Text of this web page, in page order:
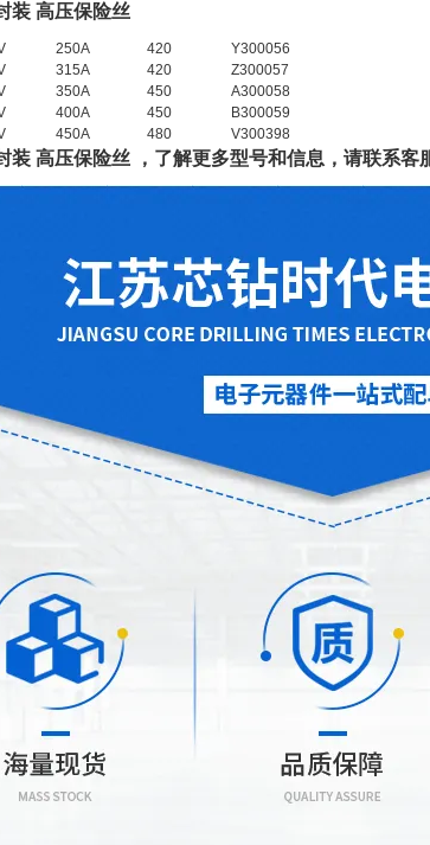
装 高压保险丝
250A 420
Y300056
315A 420
Z300057
350A 450
A300058
400A 450
B300059
450A 480 V300398
装 高压保险丝 ，了解更多型号和信息，请联系客